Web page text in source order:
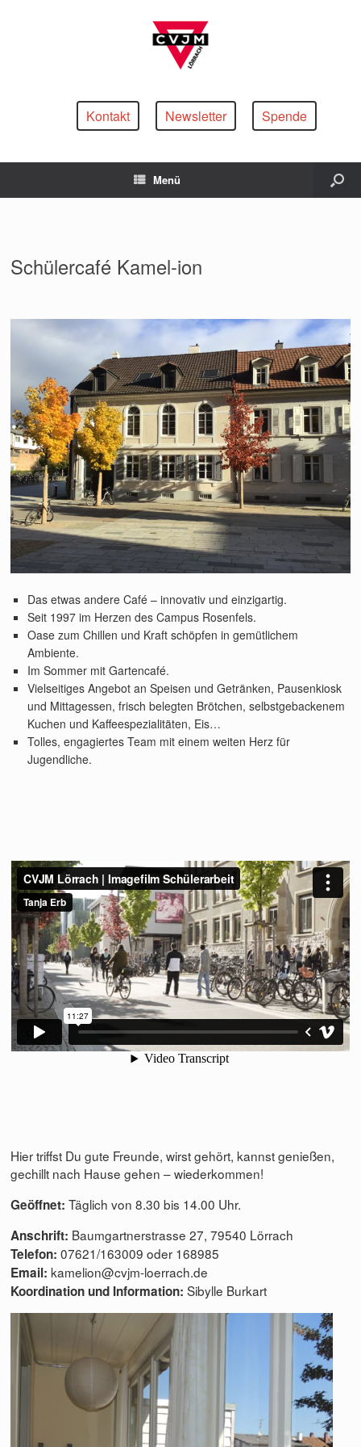
Spende
Newsletter
Kontakt
Menü
Schülercafé Kamel-ion
Das etwas andere Café – innovativ und einzigartig.
Seit 1997 im Herzen des Campus Rosenfels.
Oase zum Chillen und Kraft schöpfen in gemütlichem
Ambiente.
Im Sommer mit Gartencafé.
Vielseitiges Angebot an Speisen und Getränken, Pausenkiosk
und Mittagessen, frisch belegten Brötchen, selbstgebackenem
Kuchen und Kaffeespezialitäten, Eis…
Tolles, engagiertes Team mit einem weiten Herz für
Jugendliche.
Hier triffst Du gute Freunde, wirst gehört, kannst genießen,
gechillt nach Hause gehen – wiederkommen!
Geöffnet: Täglich von 8.30 bis 14.00 Uhr.
Anschrift: Baumgartnerstrasse 27, 79540 Lörrach
Telefon: 07621/163009 oder 168985
Email: kamelion@cvjm-loerrach.de
Koordination und Information: Sibylle Burkart